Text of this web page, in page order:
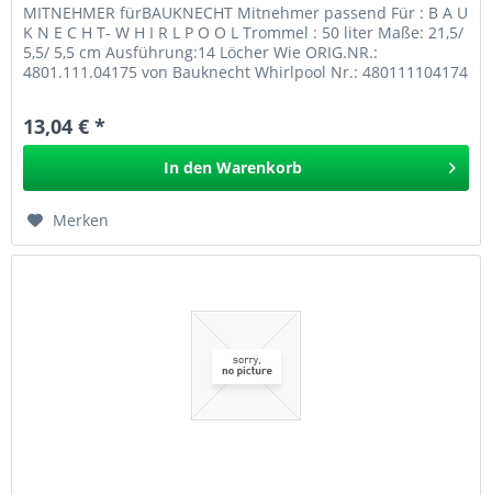
MITNEHMER fürBAUKNECHT Mitnehmer passend Für : B A U
K N E C H T- W H I R L P O O L Trommel : 50 liter Maße: 21,5/
5,5/ 5,5 cm Ausführung:14 Löcher Wie ORIG.NR.:
4801.111.04175 von Bauknecht Whirlpool Nr.: 480111104174
13,04 € *
In den Warenkorb
Merken